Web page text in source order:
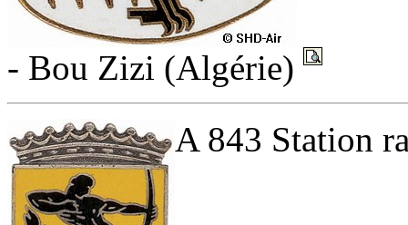
- Bou Zizi (Algérie)
A 843 Station